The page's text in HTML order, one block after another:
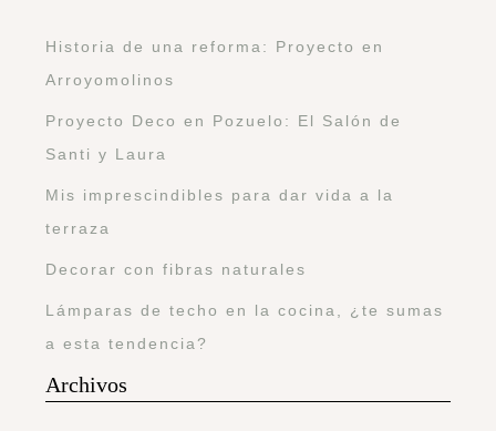
Historia de una reforma: Proyecto en
Arroyomolinos
Proyecto Deco en Pozuelo: El Salón de
Santi y Laura
Mis imprescindibles para dar vida a la
terraza
Decorar con fibras naturales
Lámparas de techo en la cocina, ¿te sumas
a esta tendencia?
Archivos